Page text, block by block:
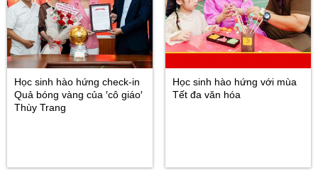
Học sinh hào hứng check-in
Quả bóng vàng của ′cô giáo′
Thùy Trang
Học sinh hào hứng với mùa
Tết đa văn hóa